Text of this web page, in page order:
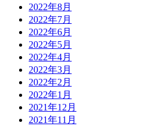
2022年8月
2022年7月
2022年6月
2022年5月
2022年4月
2022年3月
2022年2月
2022年1月
2021年12月
2021年11月